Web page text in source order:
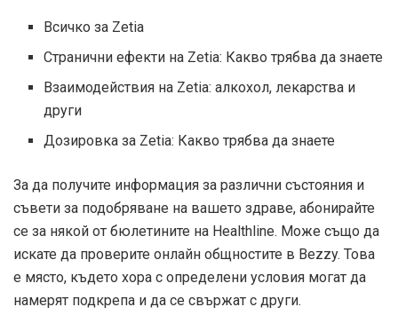
Всичко за Zetia
Странични ефекти на Zetia: Какво трябва да знаете
Взаимодействия на Zetia: алкохол, лекарства и
други
Дозировка за Zetia: Какво трябва да знаете
За да получите информация за различни състояния и
съвети за подобряване на вашето здраве, абонирайте
се за някой от бюлетините на Healthline. Може също да
искате да проверите онлайн общностите в Bezzy. Това
е място, където хора с определени условия могат да
намерят подкрепа и да се свържат с други.